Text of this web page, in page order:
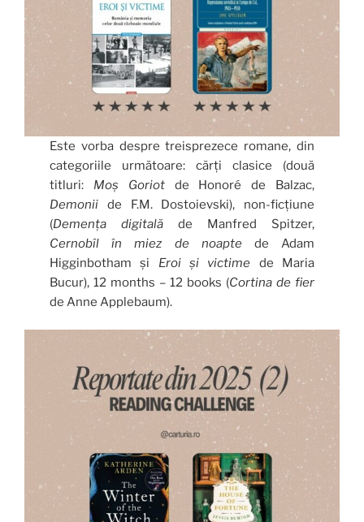
Este vorba despre treisprezece romane, din
categoriile următoare: cărți clasice (două
titluri: Moș Goriotde Honoré de Balzac,
Demonii de F.M. Dostoievski), non-ficțiune
(Demența digitală de Manfred Spitzer,
Cernobîl în miez de noaptede Adam
Higginbotham și Eroi și victime de Maria
Bucur), 12 months – 12 books (Cortina de fier
de Anne Applebaum).